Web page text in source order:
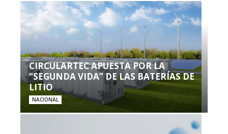
CIRCULARTEC APUESTA POR LA
“SEGUNDA VIDA” DE LAS BATERÍAS DE
LITIO
NACIONAL